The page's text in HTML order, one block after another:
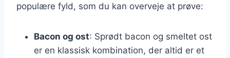
populære fyld, som du kan overveje at prøve:
Bacon og ost: Sprødt bacon og smeltet ost
er en klassisk kombination, der altid er et